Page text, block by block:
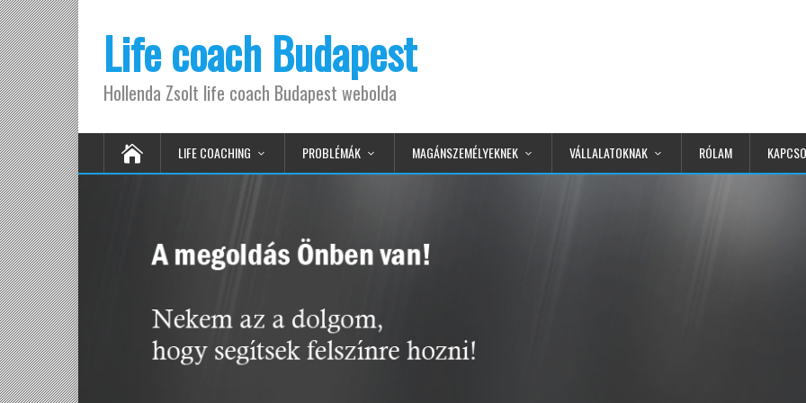
Life coach Budapest
Hollenda Zsolt life coach Budapest webolda
LIFE COACHING PROBLÉMÁK MAGÁNSZEMÉLYEKNEK VÁLLALATOKNAK RÓLAM